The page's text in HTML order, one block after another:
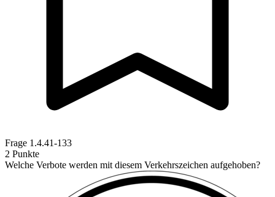
Frage 1.4.41-133
2 Punkte
Welche Verbote werden mit diesem Verkehrszeichen aufgehoben?